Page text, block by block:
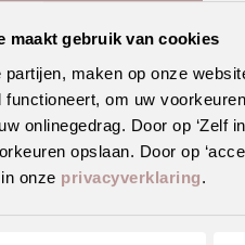
maakt gebruik van cookies
partijen, maken op onze
functioneert, om uw
onlinegedrag. Door op ‘Zelf
opslaan. Door op
onze privacyverklaring.
vlak moet een vloer zijn